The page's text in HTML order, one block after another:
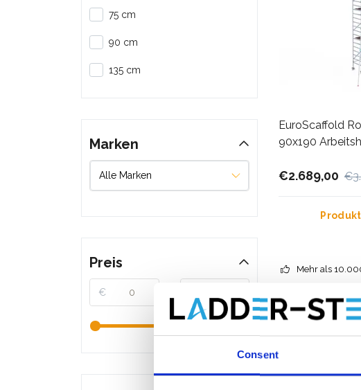
Consent
EuroScaffold
90x190
€2.689,00
Mehr als
75 cm
90 cm
135 cm
Marken
Preis
€